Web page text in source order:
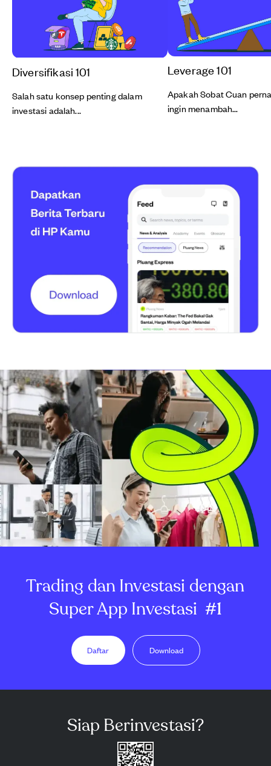
Diversifikasi 101
Salah satu konsep penting dalam
investasi adalah...
Leverage 101
Apakah Sobat Cuan
ingin menambah...
Trading dan Investasi dengan
Super App Investasi #1
Daftar Download
Siap Berinvestasi?